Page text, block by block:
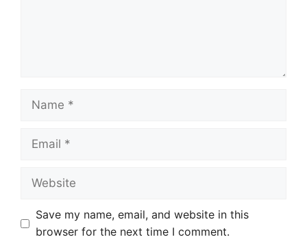
Name
Email
Website
Save my name, email, and website in this
browser for the next time I comment.